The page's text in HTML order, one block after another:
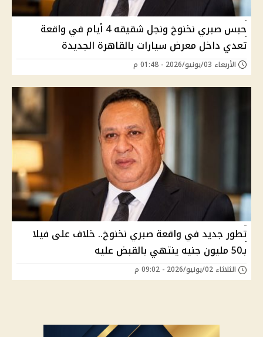
حبس صبري نخنوخ ونجل شقيقه 4 أيام في واقعة
تعدي داخل معرض سيارات بالقاهرة الجديدة
الأربعاء 03/يونيو/2026 - 01:48 م
تطور جديد في واقعة صبري نخنوخ.. خلاف على فيلا
بـ50 مليون جنيه ينتهي بالقبض عليه
الثلاثاء 02/يونيو/2026 - 09:02 م